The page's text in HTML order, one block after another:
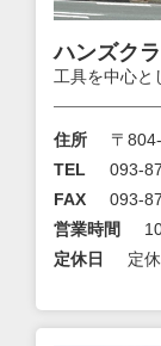
ハンズク
工具を中心と
住所
〒
TEL
093-
FAX
093-
営業時間
定休日
定